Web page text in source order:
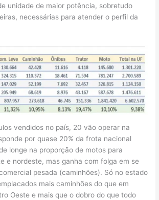
unidade de maior potência, sobretudo
necessárias para atender o perfil da
vendidos no país, 20 vão operar na
por quase 20% da frota nacional
longe na proporção de motos para
e nordeste, mas ganha com folga em se
pesada (caminhões). Só no estado
mais caminhões do que em
Oeste e mais que o dobro do que todo